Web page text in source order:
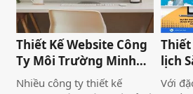
Adventure khẳng định vị
thế dẫn đầu trong mảng
tour trải nghiệm Sài Gòn &
Việt Nam mà còn là minh
chứng cho năng lực công
nghệ và tư duy UX/UI hiện
ở nền
được
2026
Thiết Kế Website Công
Ty Môi Trường Minh
Đạt - Lâm Đồng
Nhiều công ty thiết kế
lịch
Tour
Với